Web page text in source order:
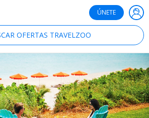
ÚNETE
OFERTAS TRAVELZOO